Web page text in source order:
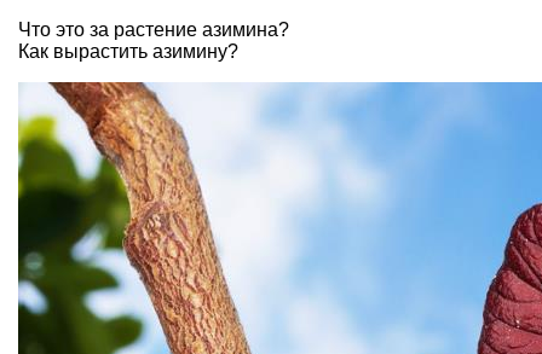
Что это за растение азимина?
Как вырастить азимину?